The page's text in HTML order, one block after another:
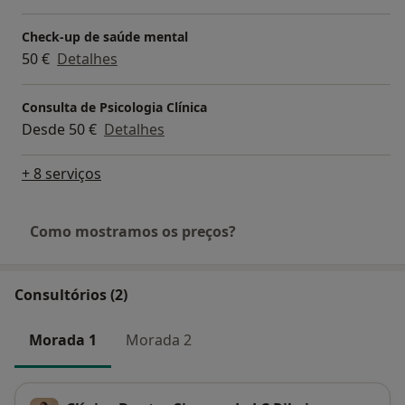
Check-up de saúde mental
50 € Detalhes
Consulta de Psicologia Clínica
Desde 50 € Detalhes
+ 8 serviços
Como mostramos os preços?
Consultórios (2)
Morada 1 Morada 2